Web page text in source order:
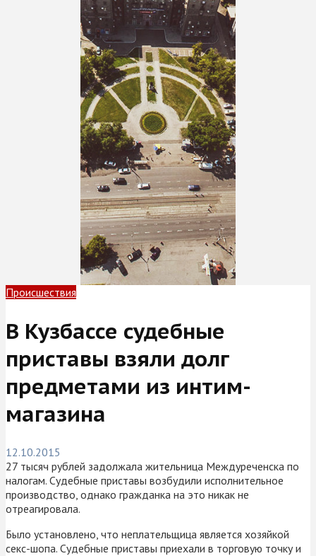
Происшествия
В Кузбассе судебные
приставы взяли долг
предметами из интим-
магазина
12.10.2015
27 тысяч рублей задолжала жительница Междуреченска по
налогам. Судебные приставы возбудили исполнительное
производство, однако гражданка на это никак не
отреагировала.
Было установлено, что неплательщица является хозяйкой
секс-шопа. Судебные приставы приехали в торговую точку и